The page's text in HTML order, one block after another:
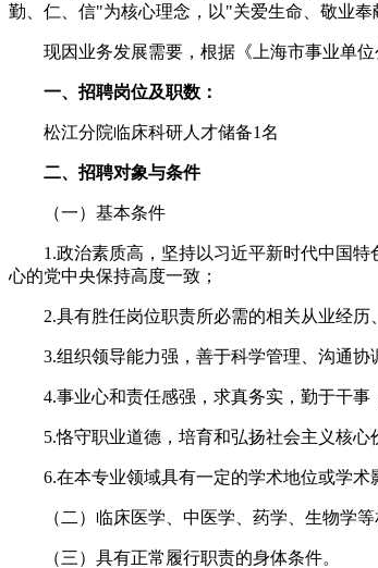
勤、仁、信"为核心理念，以"关爱生命、敬业
现因业务发展需要，根据《上海市事业单位
一、招聘岗位及职数：
松江分院临床科研人才储备1名
二、招聘对象与条件
（一）基本条件
1.政治素质高，坚持以习近平新时代中国特色
心的党中央保持高度一致；
2.具有胜任岗位职责所必需的相关从业经历
3.组织领导能力强，善于科学管理、沟通协
4.事业心和责任感强，求真务实，勤于干事
5.恪守职业道德，培育和弘扬社会主义核心
6.在本专业领域具有一定的学术地位或学术
（二）临床医学、中医学、药学、生物学等
（三）具有正常履行职责的身体条件。